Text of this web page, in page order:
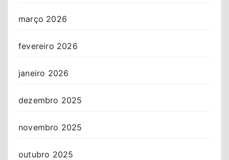
março 2026
fevereiro 2026
janeiro 2026
dezembro 2025
novembro 2025
outubro 2025